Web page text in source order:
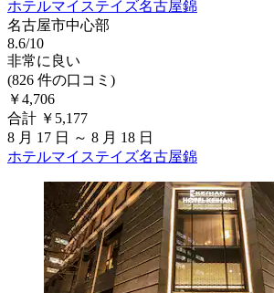
ホテルマイステイズ名古屋錦
名古屋市中心部
8.6/10
非常に良い
(826 件の口コミ)
￥4,706
合計 ￥5,177
8 月 17 日 ～ 8 月 18 日
ホテルマイステイズ名古屋錦